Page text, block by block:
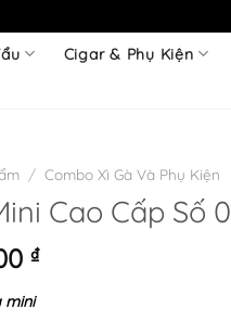
Cigar & Phụ Kiện
/ Combo Xì Gà Và Phụ Kiện
Cao Cấp Số
₫Giá
mini